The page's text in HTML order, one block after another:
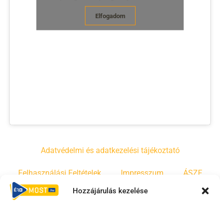
Hozzájárulás kezelése
Elfogadom
Adatvédelmi és adatkezelési tájékoztató
Felhasználási Feltételek Impresszum ÁSZF
Irányelvek Moderálási szabályzat